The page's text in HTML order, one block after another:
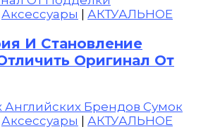
Аксессуары | АКТУАЛЬНОЕ
И Становление
Оригинал От
Аксессуары | АКТУАЛЬНОЕ